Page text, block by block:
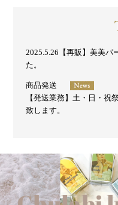
2025.5.26【再販】美美パ
た。
商品発送
【発送業務】土・日・祝
致します。